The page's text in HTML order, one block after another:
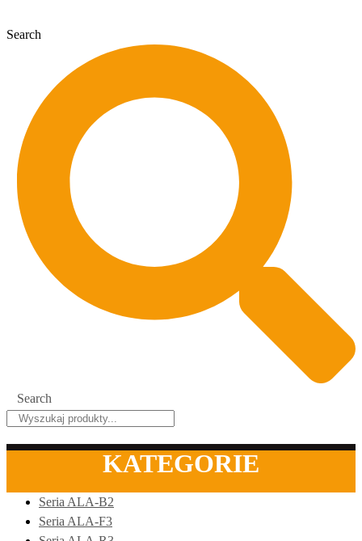
Search
Search
KATEGORIE
Seria ALA-B2
Seria ALA-F3